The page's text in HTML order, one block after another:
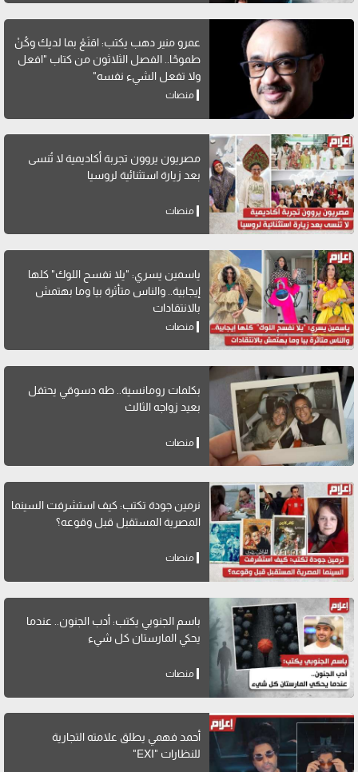
عمرو منير دهب يكتب: اقنَعْ بما لديك وكُنْ
طموحًا.. الفصل الثلاثون من كتاب "افعل
ولا تفعل الشيء نفسه"
منصات
مصريون يروون تجربة أكاديمية لا تُنسى
بعد زيارة استثنائية لروسيا
منصات
ياسمين يسري: "يلا نفسح اللوك" كلها
إيجابية.. والناس متأثرة بيا وما بهتمش
بالانتقادات
منصات
بكلمات رومانسية.. طه دسوقي يحتفل
بعيد زواجه الثالث
منصات
نرمين جودة تكتب: كيف استشرفت السينما
المصرية المستقبل قبل وقوعه؟
منصات
باسم الجنوبي يكتب: أدب الجنون.. عندما
يحكي المارستان كل شيء
منصات
أحمد فهمي يطلق علامته التجارية
للنظارات "EXI"